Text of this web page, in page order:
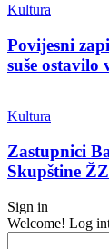
Kultura
Povijesni
suše
Kultura
Zastupnici
Skupštine
Sign in
Welcome! Log